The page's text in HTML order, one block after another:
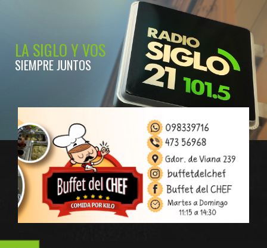
LA SIGLO Y VOS
SIEMPRE JUNTOS